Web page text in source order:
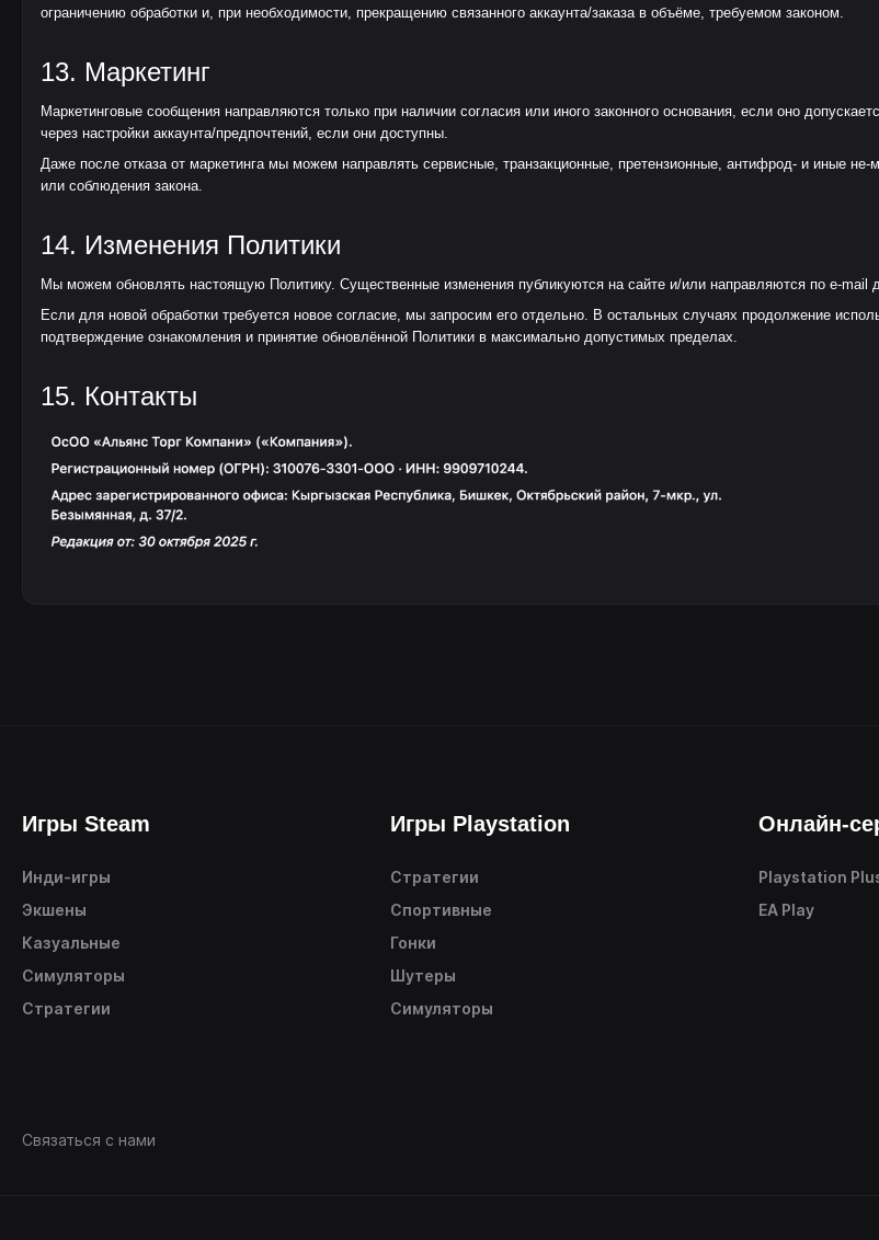
ограничению обработки и, при необходимости, прекращению связанного аккаунта/заказа в объёме, требуемом законом.
13. Маркетинг
Маркетинговые сообщения направляются только при наличии согласия или иного законного основания, если оно
через настройки аккаунта/предпочтений, если они доступны.
Даже после отказа от маркетинга мы можем направлять сервисные, транзакционные, претензионные, антифрод- и иные
или соблюдения закона.
14. Изменения Политики
Мы можем обновлять настоящую Политику. Существенные изменения публикуются на сайте и/или направляются по e-
Если для новой обработки требуется новое согласие, мы запросим его отдельно. В остальных случаях продолжение
подтверждение ознакомления и принятие обновлённой Политики в максимально допустимых пределах.
15. Контакты
Игры Steam
Инди-игры
Экшены
Казуальные
Симуляторы
Стратегии
Игры Playstation
Стратегии
Спортивные
Гонки
Шутеры
Симуляторы
Онлайн-
Playstation
EA Play
Связаться с нами